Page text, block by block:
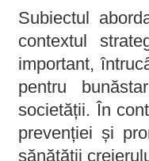
Subiectul
contextul
important,
pentru
societății. În
prevenției și
sănătății